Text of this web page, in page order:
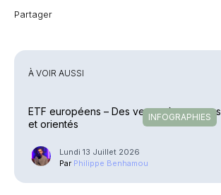
Partager
À VOIR AUSSI
INFOGRAPHIES
ETF européens – Des vents très porteurs
et orientés
Lundi 13 Juillet 2026
Par Philippe Benhamou